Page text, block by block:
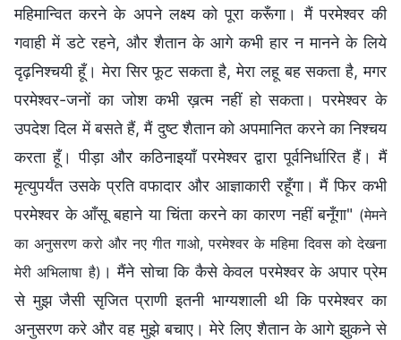
महिमान्वित करने के अपने लक्ष्य को पूरा करूँगा। मैं परमेश्वर की
गवाही में डटे रहने, और शैतान के आगे कभी हार न मानने के लिये
दृढ़निश्चयी हूँ। मेरा सिर फूट सकता है, मेरा लहू बह सकता है, मगर
परमेश्वर-जनों का जोश कभी ख़त्म नहीं हो सकता। परमेश्वर के
उपदेश दिल में बसते हैं, मैं दुष्ट शैतान को अपमानित करने का निश्चय
करता हूँ। पीड़ा और कठिनाइयाँ परमेश्वर द्वारा पूर्वनिर्धारित हैं। मैं
मृत्युपर्यंत उसके प्रति वफादार और आज्ञाकारी रहूँगा। मैं फिर कभी
परमेश्वर के आँसू बहाने या चिंता करने का कारण नहीं बनूँगा" (मेमने
का अनुसरण करो और नए गीत गाओ, परमेश्वर के महिमा दिवस को देखना
मेरी अभिलाषा है) । मैंने सोचा कि कैसे केवल परमेश्वर के अपार प्रेम
से मुझ जैसी सृजित प्राणी इतनी भाग्यशाली थी कि परमेश्वर का
अनुसरण करे और वह मुझे बचाए। मेरे लिए शैतान के आगे झुकने से